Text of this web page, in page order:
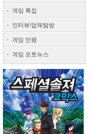
게임 특집
인터뷰/업체탐방
게임 만평
게임 포토뉴스